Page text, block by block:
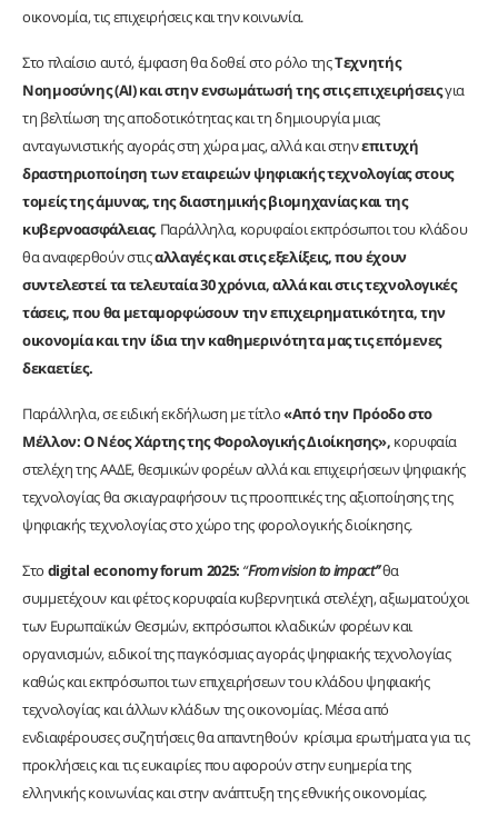
οικονομία, τις επιχειρήσεις και την κοινωνία.
Στο πλαίσιο αυτό, έμφαση θα δοθεί στο ρόλο τηςΤεχνητής
Νοημοσύνης (ΑΙ) και στην ενσωμάτωσή της στις επιχειρήσειςγια
τη βελτίωση της αποδοτικότητας και τη δημιουργία μιας
ανταγωνιστικής αγοράς στη χώρα μας, αλλά και στηνεπιτυχή
δραστηριοποίηση των εταιρειών ψηφιακής τεχνολογίας στους
τομείς της άμυνας, της διαστημικής βιομηχανίας και της
κυβερνοασφάλειας. Παράλληλα, κορυφαίοι εκπρόσωποι του κλάδου
θα αναφερθούν στιςαλλαγές και στις εξελίξεις, που έχουν
συντελεστεί τα τελευταία 30 χρόνια, αλλά και στις τεχνολογικές
τάσεις, που θα μεταμορφώσουν την επιχειρηματικότητα, την
οικονομία και την ίδια την καθημερινότητα μας τις επόμενες
δεκαετίες.
Παράλληλα, σε ειδική εκδήλωση με τίτλο«Από την Πρόοδο στο
Μέλλον: Ο Νέος Χάρτης της Φορολογικής Διοίκησης», κορυφαία
στελέχη της ΑΑΔΕ, θεσμικών φορέων αλλά και επιχειρήσεων ψηφιακής
τεχνολογίας θα σκιαγραφήσουν τις προοπτικές της αξιοποίησης της
ψηφιακής τεχνολογίας στο χώρο της φορολογικής διοίκησης.
Στο digital economy forum 2025: “Fromvisiontoimpact”θα
συμμετέχουν και φέτος κορυφαία κυβερνητικά στελέχη, αξιωματούχοι
των Ευρωπαϊκών Θεσμών, εκπρόσωποι κλαδικών φορέων και
οργανισμών, ειδικοί της παγκόσμιας αγοράς ψηφιακής τεχνολογίας
καθώς και εκπρόσωποι των επιχειρήσεων του κλάδου ψηφιακής
τεχνολογίας και άλλων κλάδων της οικονομίας. Μέσα από
ενδιαφέρουσες συζητήσεις θα απαντηθούν κρίσιμα ερωτήματα για τις
προκλήσεις και τις ευκαιρίες που αφορούν στην ευημερία της
ελληνικής κοινωνίας και στην ανάπτυξη της εθνικής οικονομίας.